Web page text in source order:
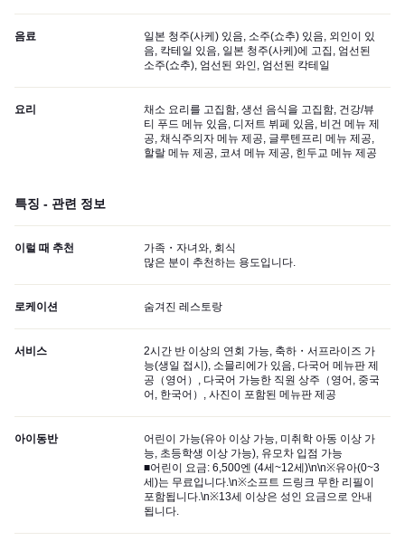
음료
일본 청주(사케) 있음, 소주(쇼추) 있음, 외인이 있
음, 칵테일 있음, 일본 청주(사케)에 고집, 엄선된
소주(쇼추), 엄선된 와인, 엄선된 칵테일
요리
채소 요리를 고집함, 생선 음식을 고집함, 건강/뷰
티 푸드 메뉴 있음, 디저트 뷔페 있음, 비건 메뉴 제
공, 채식주의자 메뉴 제공, 글루텐프리 메뉴 제공,
할랄 메뉴 제공, 코셔 메뉴 제공, 힌두교 메뉴 제공
특징 - 관련 정보
이럴 때 추천
가족・자녀와, 회식
많은 분이 추천하는 용도입니다.
로케이션 숨겨진 레스토랑
서비스
2시간 반 이상의 연회 가능, 축하・서프라이즈 가
능(생일 접시), 소믈리에가 있음, 다국어 메뉴판 제
공（영어）, 다국어 가능한 직원 상주（영어, 중국
어, 한국어）, 사진이 포함된 메뉴판 제공
아이동반
어린이 가능(유아 이상 가능, 미취학 아동 이상 가
능, 초등학생 이상 가능), 유모차 입점 가능
■어린이 요금: 6,500엔 (4세~12세)\n\n※유아(0~3
세)는 무료입니다.\n※소프트 드링크 무한 리필이
포함됩니다.\n※13세 이상은 성인 요금으로 안내
됩니다.